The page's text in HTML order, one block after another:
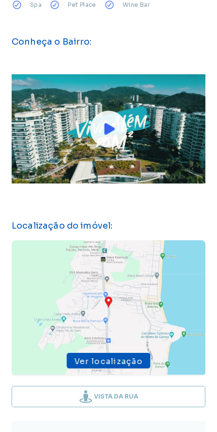
Spa Pet Place Wine Bar
Conheça o Bairro:
Localização do imóvel:
Ver localização
VISTA DA RUA